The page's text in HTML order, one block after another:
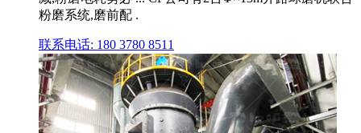
粉磨系统,磨前配 .
联系电话: 180 3780 8511